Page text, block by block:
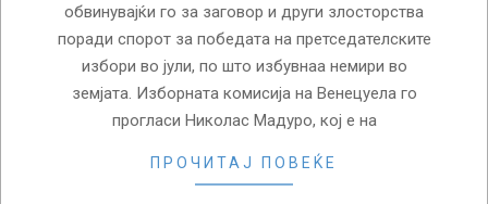
обвинувајќи го за заговор и други злосторства
поради спорот за победата на претседателските
избори во јули, по што избувнаа немири во
земјата. Изборната комисија на Венецуела го
прогласи Николас Мадуро, кој е на
ПРОЧИТАЈ ПОВЕЌЕ